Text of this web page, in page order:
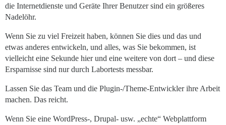
die Internetdienste und Geräte Ihrer Benutzer sind ein größeres
Nadelöhr.
Wenn Sie zu viel Freizeit haben, können Sie dies und das und
etwas anderes entwickeln, und alles, was Sie bekommen, ist
vielleicht eine Sekunde hier und eine weitere von dort – und diese
Ersparnisse sind nur durch Labortests messbar.
Lassen Sie das Team und die Plugin-/Theme-Entwickler ihre Arbeit
machen. Das reicht.
Wenn Sie eine WordPress-, Drupal- usw. „echte“ Webplattform